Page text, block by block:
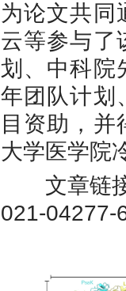
为论文共同
云等参与了
划、中科院
年团队计划
目资助，
大学医学院
文章链
021-04277-